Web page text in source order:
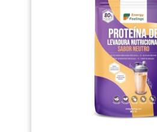
consommation quotidienne à
long terme. 5. Peut être utilisé
avec un régime alimentaire
quotidien pour enrichir l'apport
nutritionnel quotidien.